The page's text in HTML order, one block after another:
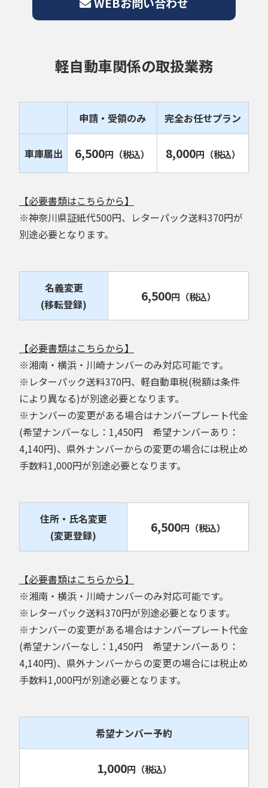
軽自動車関係の取扱業務
申請・受領のみ 完全お任せプラン
車庫届出 6,500円 （税込） 8,000円 （税込）
【必要書類はこちらから】
※神奈川県証紙代500円、レターパック送料370円が
別途必要となります。
名義変更
(移転登録)
6,500円 （税込）
【必要書類はこちらから】
※湘南・横浜・川崎ナンバーのみ対応可能です。
※レターパック送料370円、軽自動車税(税額は条件
により異なる)が別途必要となります。
※ナンバーの変更がある場合はナンバープレート代金
(希望ナンバーなし：1,450円 希望ナンバーあり：
4,140円)、県外ナンバーからの変更の場合には税止め
手数料1,000円が別途必要となります。
住所・氏名変更
(変更登録)
6,500円 （税込）
【必要書類はこちらから】
※湘南・横浜・川崎ナンバーのみ対応可能です。
※レターパック送料370円が別途必要となります。
※ナンバーの変更がある場合はナンバープレート代金
(希望ナンバーなし：1,450円 希望ナンバーあり：
4,140円)、県外ナンバーからの変更の場合には税止め
手数料1,000円が別途必要となります。
希望ナンバー予約
1,000円 （税込）